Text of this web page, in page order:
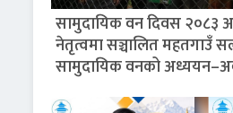
सामुदायिक वन दिवस २०८३
नेतृत्वमा सञ्चालित महतगाउँ
सामुदायिक वनको